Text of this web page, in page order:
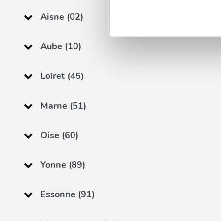
Aisne (02)
Aube (10)
Loiret (45)
Marne (51)
Oise (60)
Yonne (89)
Essonne (91)